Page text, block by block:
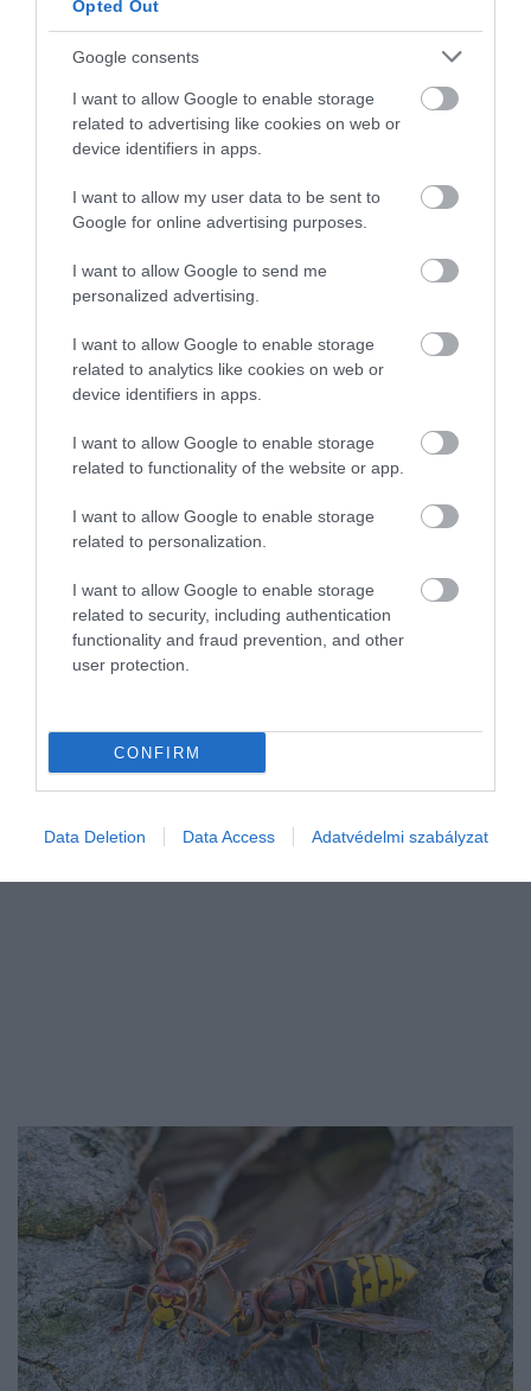
Opted Out
Google consents
I want to allow Google to enable storage
related to advertising like cookies on web or
device identifiers in apps.
I want to allow my user data to be sent to
Google for online advertising purposes.
I want to allow Google to send me
personalized advertising.
I want to allow Google to enable storage
related to analytics like cookies on web or
device identifiers in apps.
I want to allow Google to enable storage
related to functionality of the website or app.
I want to allow Google to enable storage
related to personalization.
I want to allow Google to enable storage
related to security, including authentication
functionality and fraud prevention, and other
user protection.
CONFIRM
Data Deletion Data Access Adatvédelmi szabályzat
NÖVÉNYTERMESZTÉS
Legfeljebb néhány helyen enyhül az aszály
Hiába fordultak elő az elmúlt napokban is záporok összességében
helyen olyan kevés volt, ami legfeljebb a talaj
nedvességvesztését…